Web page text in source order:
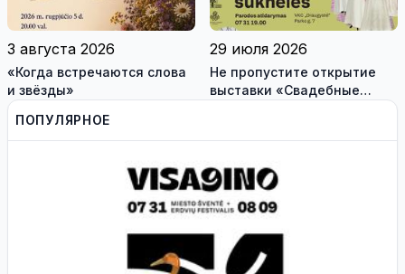
3 августа 2026
«Когда встречаются слова
и звёзды»
29 июля 2026
Не пропустите открытие
выставки «Свадебные
платья» и лекцию историка
Васильева!
ПОПУЛЯРНОЕ